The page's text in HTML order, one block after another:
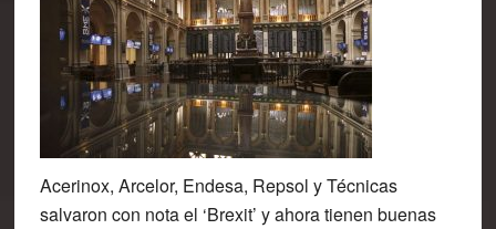
Acerinox, Arcelor, Endesa, Repsol y Técnicas
salvaron con nota el ‘Brexit’ y ahora tienen buenas